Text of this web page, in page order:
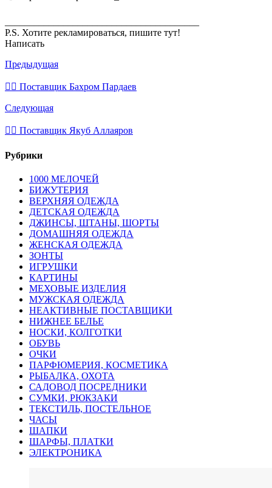
P.S. Хотите рекламироваться, пишите тут!
Написать
Предыдущая
💁‍♂ Поставщик Бахром Пардаев
Следующая
💁‍♂ Поставщик Якуб Аллаяров
Рубрики
1000 МЕЛОЧЕЙ
БИЖУТЕРИЯ
ВЕРХНЯЯ ОДЕЖДА
ДЕТСКАЯ ОДЕЖДА
ДЖИНСЫ, ШТАНЫ, ШОРТЫ
ДОМАШНЯЯ ОДЕЖДА
ЖЕНСКАЯ ОДЕЖДА
ЗОНТЫ
ИГРУШКИ
КАРТИНЫ
МЕХОВЫЕ ИЗДЕЛИЯ
МУЖСКАЯ ОДЕЖДА
НЕАКТИВНЫЕ ПОСТАВЩИКИ
НИЖНЕЕ БЕЛЬЕ
НОСКИ, КОЛГОТКИ
ОБУВЬ
ОЧКИ
ПАРФЮМЕРИЯ, КОСМЕТИКА
РЫБАЛКА, ОХОТА
САДОВОД ПОСРЕДНИКИ
СУМКИ, РЮКЗАКИ
ТЕКСТИЛЬ, ПОСТЕЛЬНОЕ
ЧАСЫ
ШАПКИ
ШАРФЫ, ПЛАТКИ
ЭЛЕКТРОНИКА